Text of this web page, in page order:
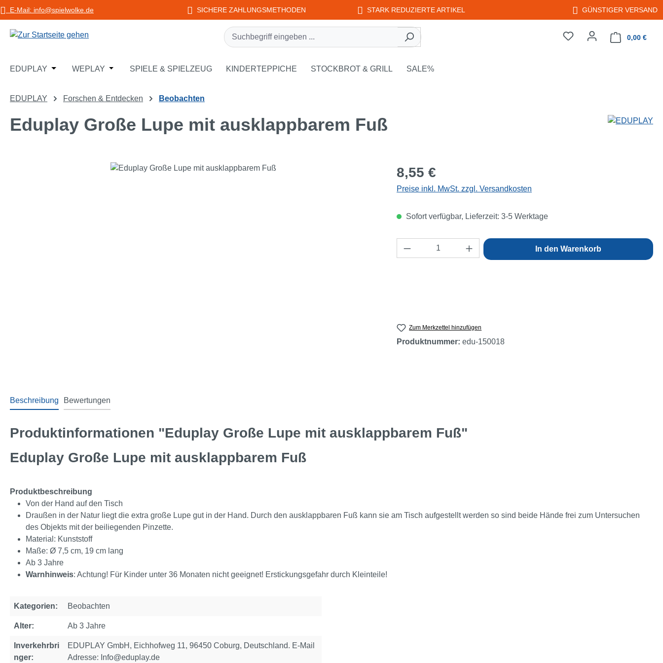
Hauptinhalt springen
Zur Suche springen
Zur Hauptnavigation springen
E-Mail: info@spielwolke.de SICHERE ZAHLUNGSMETHODEN STARK REDUZIERTE ARTIKEL GÜNSTIGER VERSAND
0,00 €
Warenkorb
EDUPLAY Öffne oder Schließe das Dropdown der Kategorie EDUPLAY
WEPLAY Öffne oder Schließe das Dropdown der Kategorie WEPLAY
SPIELE & SPIELZEUG KINDERTEPPICHE STOCKBROT & GRILL SALE%
EDUPLAY Forschen & Entdecken Beobachten
Eduplay Große Lupe mit ausklappbarem Fuß
Regulärer Preis:
8,55 €
Preise inkl. MwSt. zzgl. Versandkosten
Sofort verfügbar, Lieferzeit: 3-5 Werktage
Produkt Anzahl: Gib den gewünschten Wert ein
In den Warenkorb
Zum Merkzettel hinzufügen
Produktnummer: edu-150018
Beschreibung Bewertungen
Produktinformationen "Eduplay Große Lupe mit ausklappbarem Fuß"
Eduplay Große Lupe mit ausklappbarem Fuß
Produktbeschreibung
Von der Hand auf den Tisch
Draußen in der Natur liegt die extra große Lupe gut in der Hand. Durch den ausklappbaren Fuß kann sie am Tisch aufgestellt werden so sind beide Hände frei zum Untersuchen
des Objekts mit der beiliegenden Pinzette.
Material: Kunststoff
Maße: Ø 7,5 cm, 19 cm lang
Ab 3 Jahre
Warnhinweis: Achtung! Für Kinder unter 36 Monaten nicht geeignet! Erstickungsgefahr durch Kleinteile!
Kategorien: Beobachten
Alter: Ab 3 Jahre
Inverkehrbri
nger:
EDUPLAY GmbH, Eichhofweg 11, 96450 Coburg, Deutschland. E-Mail
Adresse: Info@eduplay.de